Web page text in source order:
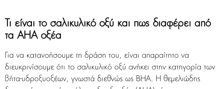
Τι είναι το σαλικυλικό οξύ και πώς διαφέρει από
τα AHA οξέα
Για να κατανοήσουμε τη δράση του, είναι απαραίτητο να
διευκρινίσουμε ότι το σαλικυλικό οξύ ανήκει στην κατηγορία των
βήτα-υδροξυοξέων, γνωστά διεθνώς ως BHA. Η θεμελιώδης